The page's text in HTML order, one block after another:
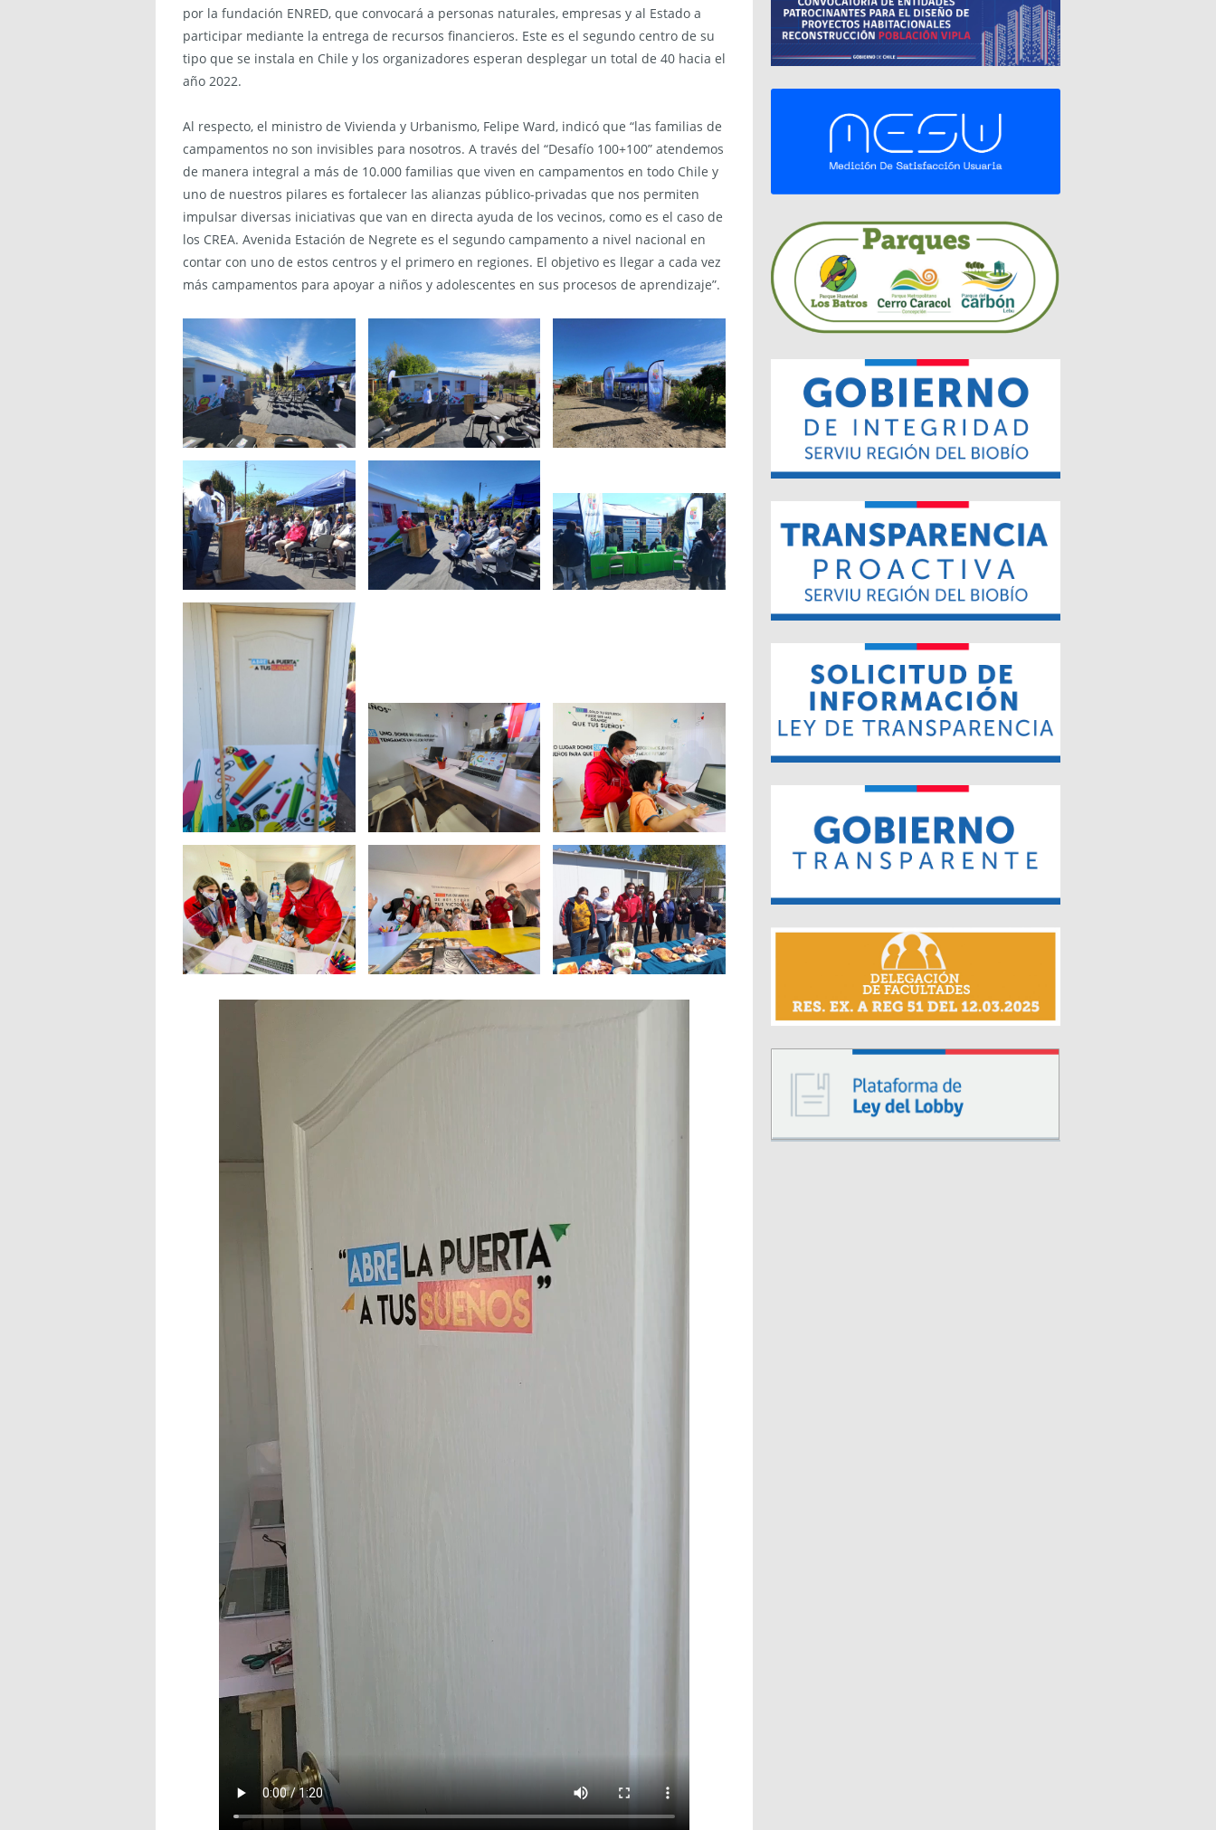
por la fundación ENRED, que convocará a personas naturales, empresas y al Estado a
participar mediante la entrega de recursos financieros. Este es el segundo centro de su
tipo que se instala en Chile y los organizadores esperan desplegar un total de 40 hacia el
año 2022.
Al respecto, el ministro de Vivienda y Urbanismo, Felipe Ward, indicó que “las familias de
campamentos no son invisibles para nosotros. A través del “Desafío 100+100” atendemos
de manera integral a más de 10.000 familias que viven en campamentos en todo Chile y
uno de nuestros pilares es fortalecer las alianzas público-privadas que nos permiten
impulsar diversas iniciativas que van en directa ayuda de los vecinos, como es el caso de
los CREA. Avenida Estación de Negrete es el segundo campamento a nivel nacional en
contar con uno de estos centros y el primero en regiones. El objetivo es llegar a cada vez
más campamentos para apoyar a niños y adolescentes en sus procesos de aprendizaje”.